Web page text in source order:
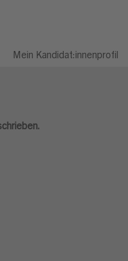
Mein Kandidat:innenprofil